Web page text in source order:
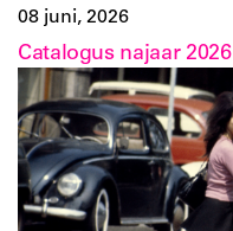
08 juni, 2026
Catalogus najaar 2026